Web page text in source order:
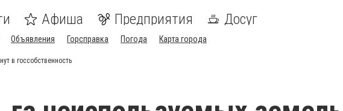
Афиша Предприятия Досуг
Объявления Горсправка Погода Карта города
в госсобственность